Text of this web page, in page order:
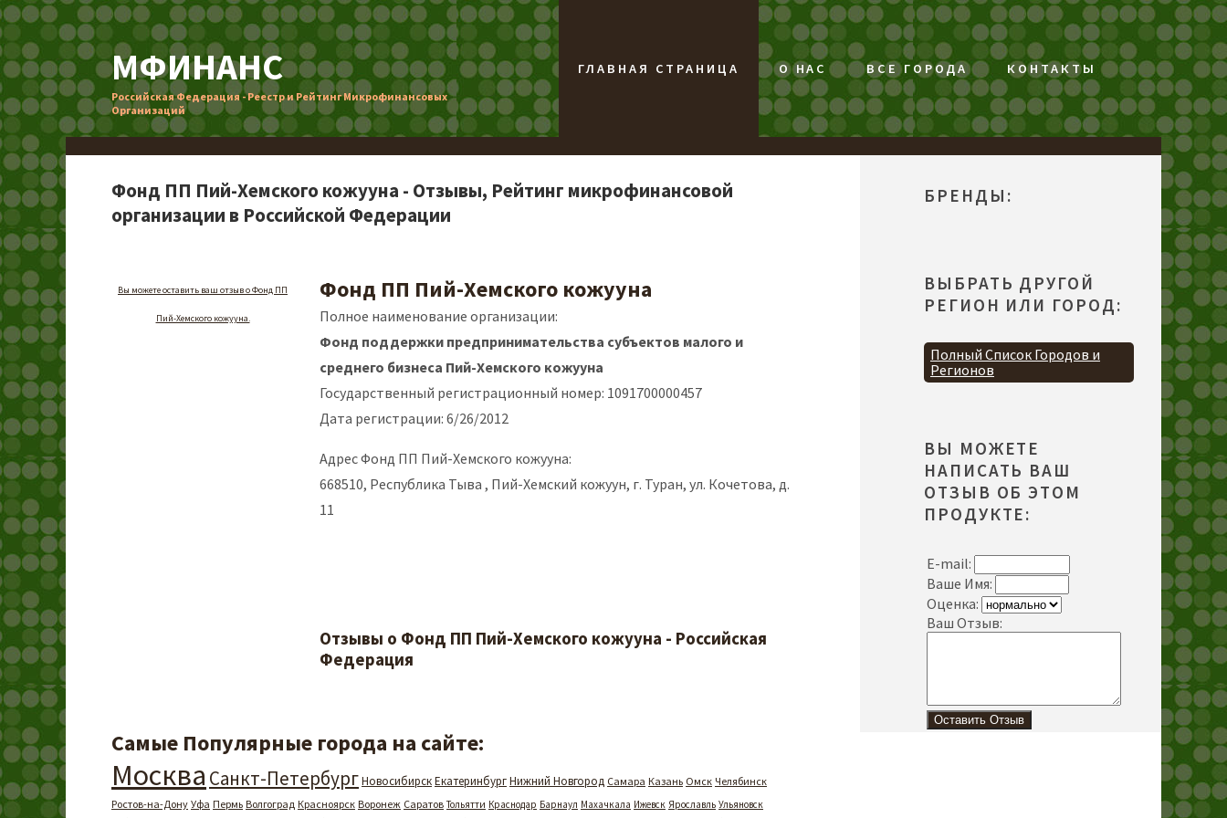
МФИНАНС
Российская Федерация - Реестр и Рейтинг Микрофинансовых
Организаций
ГЛАВНАЯ СТРАНИЦА О НАС ВСЕ ГОРОДА КОНТАКТЫ
Фонд ПП Пий-Хемского кожууна - Отзывы, Рейтинг микрофинансовой
организации в Российской Федерации
Вы можете оставить ваш отзыв о Фонд ПП
Пий-Хемского кожууна.
Фонд ПП Пий-Хемского кожууна
Полное наименование организации:
Фонд поддержки предпринимательства субъектов малого и
среднего бизнеса Пий-Хемского кожууна
Государственный регистрационный номер: 1091700000457
Дата регистрации: 6/26/2012
Адрес Фонд ПП Пий-Хемского кожууна:
668510, Республика Тыва , Пий-Хемский кожуун, г. Туран, ул. Кочетова, д.
11
Отзывы о Фонд ПП Пий-Хемского кожууна - Российская
Федерация
Самые Популярные города на сайте:
Москва Санкт-ПетербургНовосибирскЕкатеринбургНижний Новгород Самара Казань Омск Челябинск
Ростов-на-Дону Уфа Пермь Волгоград Красноярск Воронеж Саратов Тольятти Краснодар Барнаул Махачкала Ижевск Ярославль Ульяновск
БРЕНДЫ:
ВЫБРАТЬ ДРУГОЙ
РЕГИОН ИЛИ ГОРОД:
Полный Список Городов и
Регионов
ВЫ МОЖЕТЕ
НАПИСАТЬ ВАШ
ОТЗЫВ ОБ ЭТОМ
ПРОДУКТЕ:
E-mail:
Ваше Имя:
Оценка:
Ваш Отзыв: